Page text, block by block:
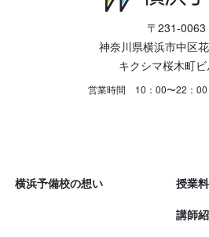
〒231-0063
神奈川県横浜市中区
キクシマ桜木町
営業時間 10：00〜22：00
横浜予備校の想い
授業料
講師